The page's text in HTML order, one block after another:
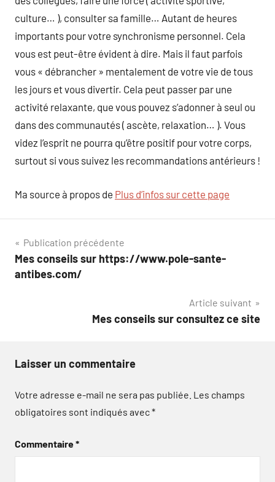
culture… ), consulter sa famille… Autant de heures
importants pour votre synchronisme personnel. Cela
vous est peut-être évident à dire. Mais il faut parfois
vous « débrancher » mentalement de votre vie de tous
les jours et vous divertir. Cela peut passer par une
activité relaxante, que vous pouvez s’adonner à seul ou
dans des communautés ( ascète, relaxation… ). Vous
videz l’esprit ne pourra qu’être positif pour votre corps,
surtout si vous suivez les recommandations antérieurs !
Ma source à propos de Plus d’infos sur cette page
Navigation
de
Publication précédente
Mes conseils sur https://www.pole-sante-
antibes.com/
Article suivant
Mes conseils sur consultez ce site
Laisser un commentaire
Votre adresse e-mail ne sera pas publiée. Les champs
obligatoires sont indiqués avec*
Commentaire*